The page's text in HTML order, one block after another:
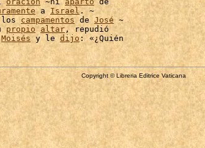
a Israel. ~
campamentos de José ~
propio altar , repudió
Moisés y le dijo
Copyright © Libreria Editrice Vaticana